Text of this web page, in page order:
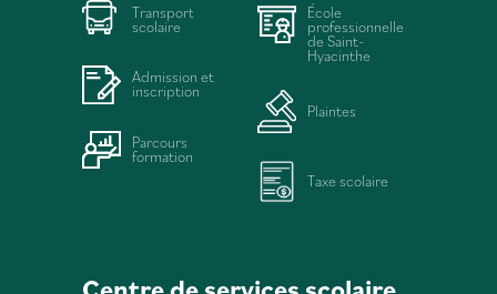
Transport
scolaire
Admission et
inscription
Parcours
formation
École
professionnelle
de Saint-
Hyacinthe
Plaintes
Taxe scolaire